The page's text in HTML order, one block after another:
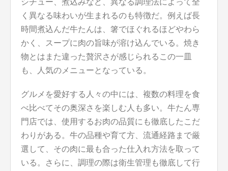
く異なる味わいが生まれるのも特徴だ。例えば長
時間煮込んだ牛たんは、箸でほぐれるほどやわら
かく、スープに肉の旨味が溶け込んでいる。焼き
物とはまた違った贅沢さが感じられるこの一皿
も、人気のメニューとなっている。
グルメを愛好する人々の中には、複数の料理を食
べ比べてその奥深さを楽しむ人も多い。牛たん専
門店では、使用するお肉の品質にも徹底したこだ
わりがある。牛の品種や育て方、流通経路まで厳
選して、その肉に最も合った仕入れ方法を取って
いる。さらに、調理の際は衛生管理も徹底して行